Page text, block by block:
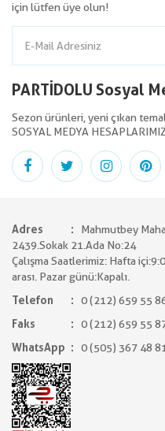
için lütfen üye olun!
PARTİDOLU Sosyal
Sezon ürünleri, yeni çıkan
SOSYAL MEDYA
Adres
Mahmutbey
2439.Sokak 21.Ada No:24
Çalışma Saatlerimiz: Hafta
arası. Pazar günü:Kapalı.
Telefon
0 (212) 659 55
Faks
0 (212) 659 55
WhatsApp
0 (505) 367 48 81